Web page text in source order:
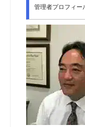
管理者プロフィー